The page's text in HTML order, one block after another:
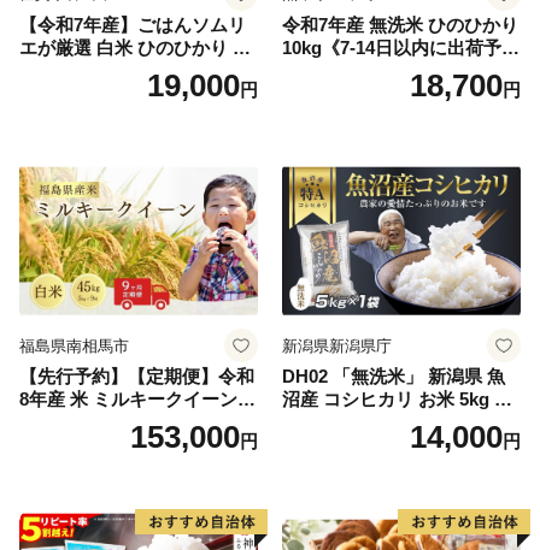
【令和7年産】ごはんソムリ
エが厳選 白米 ひのひかり 10
米 10kg 5kg×2 ひのひかり ブ
19,000円
令和7年産 無洗米 ひのひかり
10kg《7-14日以内に出荷予定
(土日祝除く)》コメ 米 無洗米
令和7年産 高レビュー｜人気
18,700円
福島県南相馬市
【先行予約】【定期便】令和
8年産 米 ミルキークイーン
白米 45kg (5kg×9回) | ミルキ
ークイーン 米5kg 福島 福島
福島県 南相馬市 cu006-ae
153,000円
新潟県新潟県庁
DH02 「無洗米」 新潟県 魚
沼産 コシヒカリ お米 5kg こ
しひかり 精米 米（お米の美
味しい炊き方ガイド付き）
14,000円